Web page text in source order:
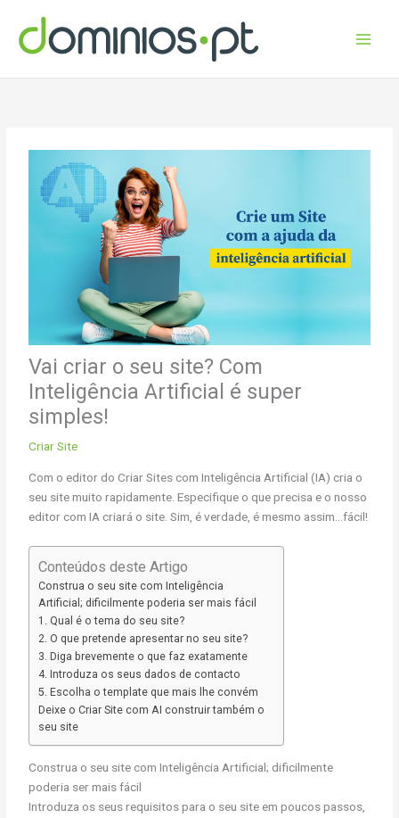
content
Vai criar o seu site? Com
Inteligência Artificial é super
simples!
Criar Site
Com o editor do Criar Sites com Inteligência Artificial (IA) cria o
seu site muito rapidamente. Especifique o que precisa e o nosso
editor com IA criará o site. Sim, é verdade, é mesmo assim…fácil!
Conteúdos deste Artigo
Construa o seu site com Inteligência
Artificial; dificilmente poderia ser mais fácil
1. Qual é o tema do seu site?
2. O que pretende apresentar no seu site?
3. Diga brevemente o que faz exatamente
4. Introduza os seus dados de contacto
5. Escolha o template que mais lhe convém
Deixe o Criar Site com AI construir também o
seu site
Construa o seu site com Inteligência Artificial; dificilmente
poderia ser mais fácil
Introduza os seus requisitos para o seu site em poucos passos,